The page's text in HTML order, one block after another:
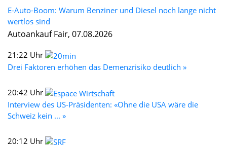
E-Auto-Boom: Warum Benziner und Diesel noch lange nicht
wertlos sind
Autoankauf Fair, 07.08.2026
21:22 Uhr
Drei Faktoren erhöhen das Demenzrisiko deutlich »
20:42 Uhr
Interview des US-Präsidenten: «Ohne die USA wäre die
Schweiz kein ... »
20:12 Uhr